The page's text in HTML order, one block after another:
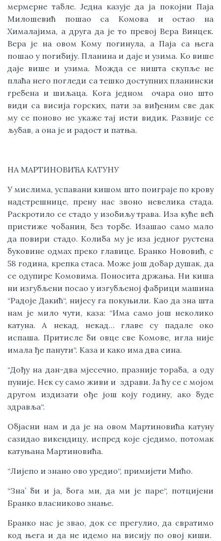
мермерне табле. Једна казује да ја покојни Паја
Милошевић пошао са Комова и остао на
Хималајима, а друга да је то превој Вера Винцек.
Вера је на овом Кому погинула, а Паја са њега
пошао у погибију. Планина и даје и узима. Ко више
даје више и узима. Можда се ништа скупље не
плаћа него погледи са тешко доступних планински
гребена и шиљаца. Кога једном очара оно што
види са висија горских, пати за виђеним све дак
му се поново не укаже тај исти видик. Развије се
љубав, а она је и радост и патња.
НА МАРТИНОВИЋА КАТУНУ
У мислима, успавани кишом што поиграје по крову
надстрешнице, прену нас звоно невелика стада.
Раскротило се стадо у изобиљу трава. Иза куће већ
пристиже чобанин, без торбе. Изашао само мало
да повири стадо. Колиба му је иза једног рустена
буковине одмах преко главице. Бранко Нововић, с
58 година, крепка стаса. Може још добар душак, да
се одупире Комовима. Поносита држања. Ни киша
ни изгубљени посао у изгубљеној фабрици машина
“Радоје Дакић“, нијесу га покуњили. Као да зна шта
нам је мило чути, каза: “Има само још неколико
катуна. А некад, некад… главе су падале око
испаша. Притисле би овце све Комове, игла није
имала ђе панути“. Каза и како има два сина.
“Дођу на дан-два мјесечно, празније тораба, а оду
пуније. Нек су само живи и здрави. Ја ћу се с мојом
другом издизати ође још коју годину, ако буде
здравља“.
Објасни нам и да је на овом Мартиновића катуну
сазидао викендицу, испред које сједимо, потомак
катуњана Мартиновића.
“Лијепо и знано ово уредио“, примијети Мићо.
“Зна’ би и ја, бога ми, да ми је паре“, потцијени
Бранко власниково знање.
Бранко нас је звао, док се прегулио, да свратимо
код њега и да не идемо на висију по овој киши.